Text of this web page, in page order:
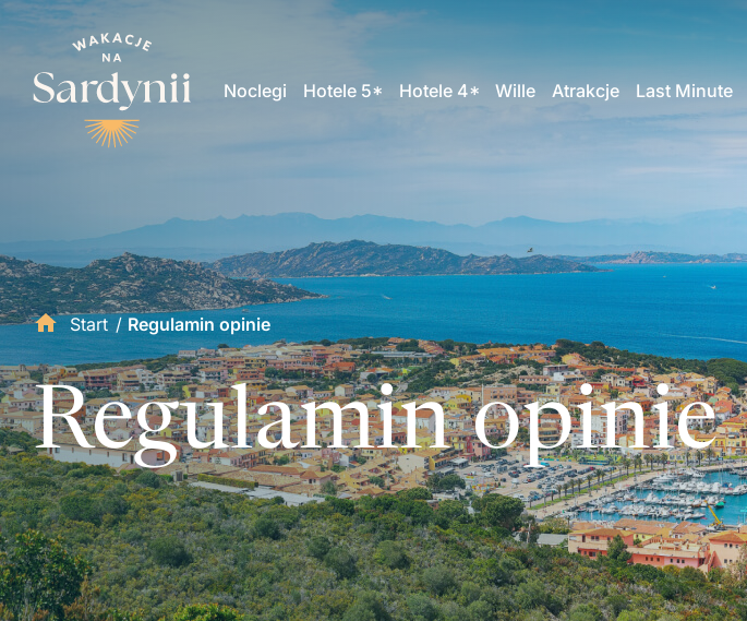
Noclegi Hotele 5* Hotele 4* Wille Atrakcje Last Minute
Start / Regulamin opinie
Regulamin opinie